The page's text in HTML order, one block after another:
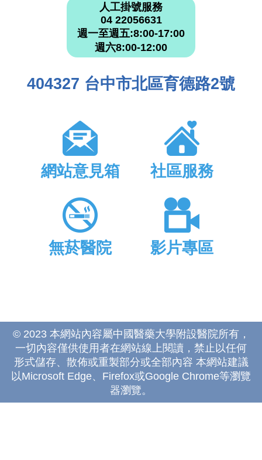
人工掛號服務
04 22056631
週一至週五:8:00-17:00
週六8:00-12:00
404327 台中市北區育德路2號
網站意見箱 社區服務
無菸醫院 影片專區
© 2023 本網站內容屬中國醫藥大學附設醫院所有，
一切內容僅供使用者在網站線上閱讀，禁止以任何
形式儲存、散佈或重製部分或全部內容 本網站建議
以Microsoft Edge、Firefox或Google Chrome等瀏覽
器瀏覽。